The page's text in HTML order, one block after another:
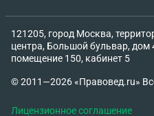
121205, город Москва,
центра, Большой бульвар, дом
помещение 150, кабинет 5
© 2011—2026 «Правовед.ru»
Лицензионное соглашение